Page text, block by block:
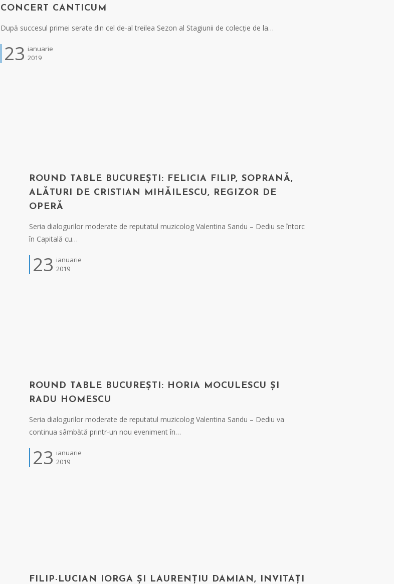
CONCERT CANTICUM
După succesul primei serate din cel de-al treilea Sezon al Stagiunii de colecție de la…
23 ianuarie
2019
ROUND TABLE BUCUREȘTI: FELICIA FILIP, SOPRANĂ,
ALĂTURI DE CRISTIAN MIHĂILESCU, REGIZOR DE
OPERĂ
Seria dialogurilor moderate de reputatul muzicolog Valentina Sandu – Dediu se întorc
în Capitală cu…
23 ianuarie
2019
ROUND TABLE BUCUREȘTI: HORIA MOCULESCU ȘI
RADU HOMESCU
Seria dialogurilor moderate de reputatul muzicolog Valentina Sandu – Dediu va
continua sâmbătă printr-un nou eveniment în…
23 ianuarie
2019
FILIP-LUCIAN IORGA ȘI LAURENȚIU DAMIAN, INVITAȚI